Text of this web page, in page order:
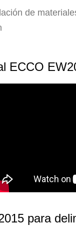
de
ECCO
para